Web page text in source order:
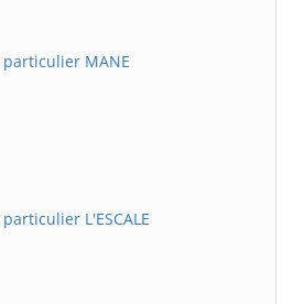
MANE
L'ESCALE